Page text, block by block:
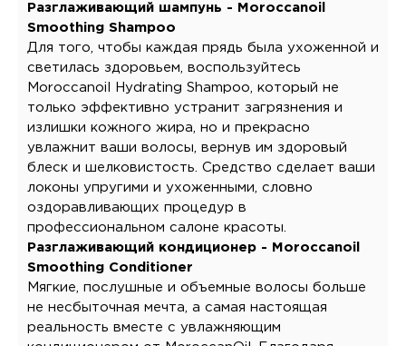
Разглаживающий шампунь - Moroccanoil
Smoothing Shampoo
Для того, чтобы каждая прядь была ухоженной и
светилась здоровьем, воспользуйтесь
Moroccanoil Hydrating Shampoo, который не
только эффективно устранит загрязнения и
излишки кожного жира, но и прекрасно
увлажнит ваши волосы, вернув им здоровый
блеск и шелковистость. Средство сделает ваши
локоны упругими и ухоженными, словно
оздоравливающих процедур в
профессиональном салоне красоты.
Разглаживающий кондиционер - Moroccanoil
Smoothing Conditioner
Мягкие, послушные и объемные волосы больше
не несбыточная мечта, а самая настоящая
реальность вместе с увлажняющим